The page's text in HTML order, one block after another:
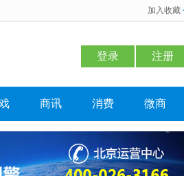
加入收藏
登录 注册
商讯 消费 微商